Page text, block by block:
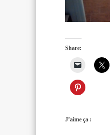
Share:
J’aime ça :